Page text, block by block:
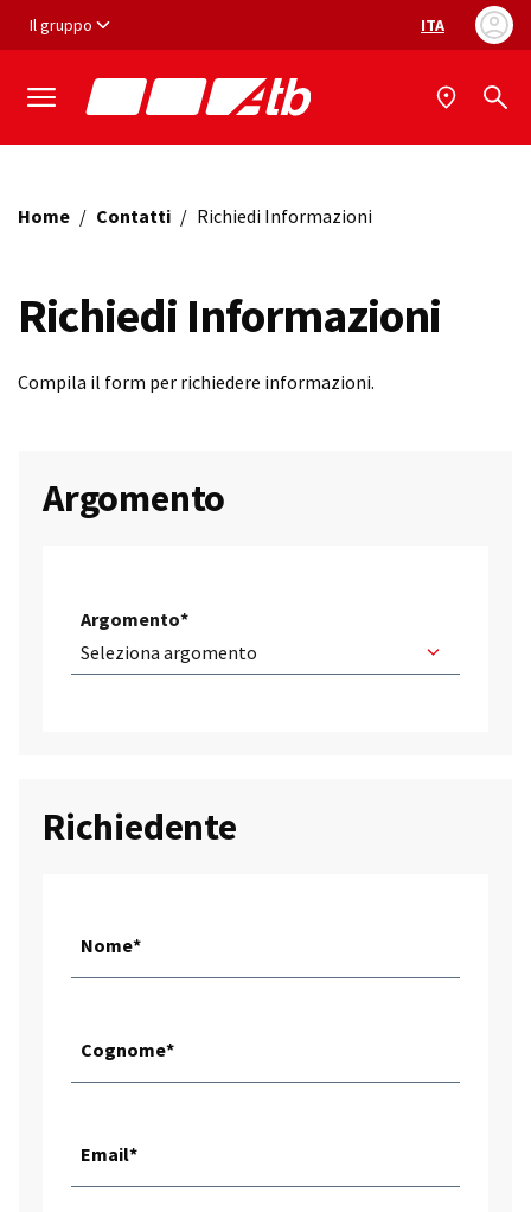
Vai ai contenuti
Vai al footer
Il gruppo Selezione
ITA
Home / Contatti / Richiedi Informazioni
Richiedi Informazioni
Compila il form per richiedere informazioni.
Argomento
Argomento*
Richiedente
Nome*
Cognome*
Email*